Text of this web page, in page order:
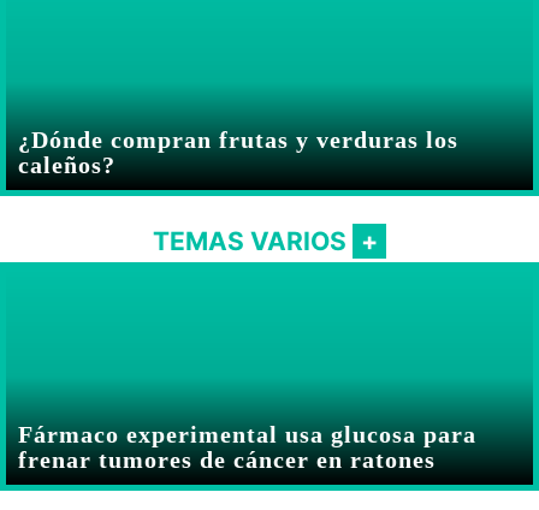
¿Dónde compran frutas y verduras los
caleños?
TEMAS VARIOS
Fármaco experimental usa glucosa para
frenar tumores de cáncer en ratones